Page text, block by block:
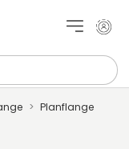
Mit
Planflange